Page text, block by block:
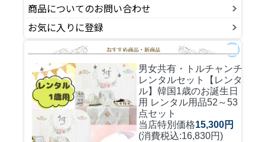
商品についてのお問い合わせ
お気に入りに登録
男女共有・トルチャンチ
レンタルセット
【レンタ
ル】韓国1歳のお誕生日
用 レンタル用品52～53
点セット
当店特別価格15,300円
(消費税込:16,830円)